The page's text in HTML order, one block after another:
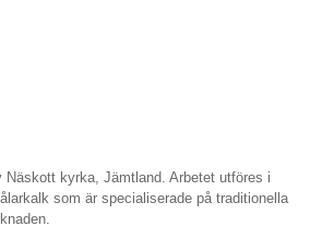
Näskott kyrka, Jämtland. Arbetet utföres i
som är specialiserade på traditionella